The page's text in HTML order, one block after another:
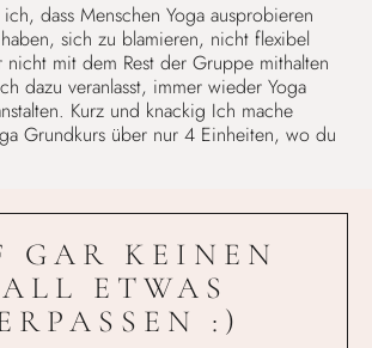
dass Menschen Yoga ausprobieren
sich zu blamieren, nicht flexibel
mit dem Rest der Gruppe mithalten
dazu veranlasst, immer wieder Yoga
Kurz und knackig Ich mache
Grundkurs über nur 4 Einheiten, wo du
GAR KEINEN
ETWAS
:)